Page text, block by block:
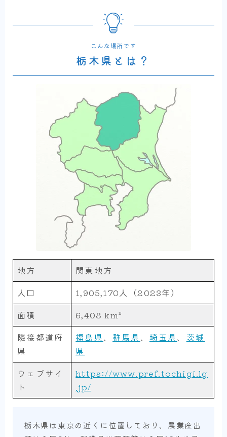
こんな場所です
栃木県とは？
地方
関東地方
人口
1,905,170人（2023年）
面積
6,408 km²
隣接都道府
県
福島県、 群馬県 、 埼玉県、 茨城
県
ウェブサイ
ト
https://www.pref.tochigi.lg
.jp/
栃木県は東京の近くに位置しており、農業産出